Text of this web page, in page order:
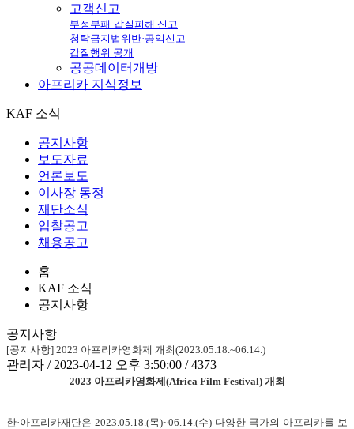
고객신고
부정부패·갑질피해 신고
청탁금지법위반·공익신고
갑질행위 공개
공공데이터개방
아프리카 지식정보
KAF 소식
공지사항
보도자료
언론보도
이사장 동정
재단소식
입찰공고
채용공고
홈
KAF 소식
공지사항
공지사항
[공지사항] 2023 아프리카영화제 개최(2023.05.18.~06.14.)
관리자 / 2023-04-12 오후 3:50:00 / 4373
2023 아프리카영화제(Africa Film Festival) 개최
한·아프리카재단은 2023.05.18.(목)~06.14.(수) 다양한 국가의 아프리카를 보